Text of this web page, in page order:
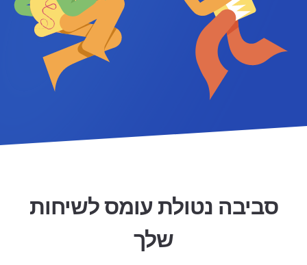
סביבה נטולת עומס לשיחות
שלך